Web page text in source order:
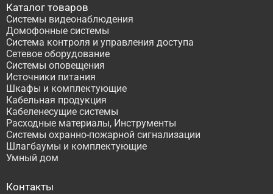
Каталог товаров
Системы видеонаблюдения
Домофонные системы
Система контроля и управления доступа
Сетевое оборудование
Системы оповещения
Источники питания
Шкафы и комплектующие
Кабельная продукция
Кабеленесущие системы
Расходные материалы, Инструменты
Системы охранно-пожарной сигнализации
Шлагбаумы и комплектующие
Умный дом
Контакты